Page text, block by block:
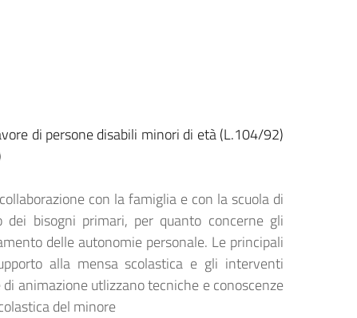
di persone disabili minori di età (L.104/92)
con la famiglia e con la scuola di
bisogni primari, per quanto concerne gli
delle autonomie personale. Le principali
alla mensa scolastica e gli interventi
animazione utlizzano tecniche e conoscenze
del minore